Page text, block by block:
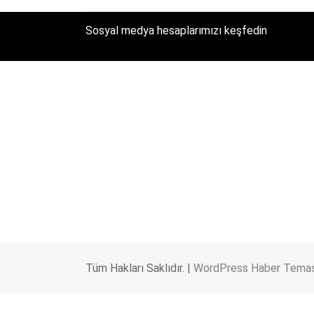
Sosyal medya hesaplarımızı keşfedin
Tüm Hakları Saklıdır. | WordPress Haber